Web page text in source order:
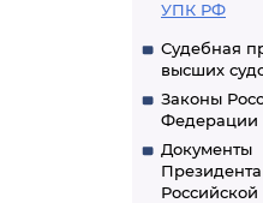
УПК РФ
Судебная
высших
Законы
Федерации
Документы
Президента
Российской